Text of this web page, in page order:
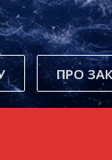
обласної ради
ПРО